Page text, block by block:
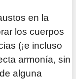
en la
los cuerpos
(¡e incluso
armonía, sin
alguna